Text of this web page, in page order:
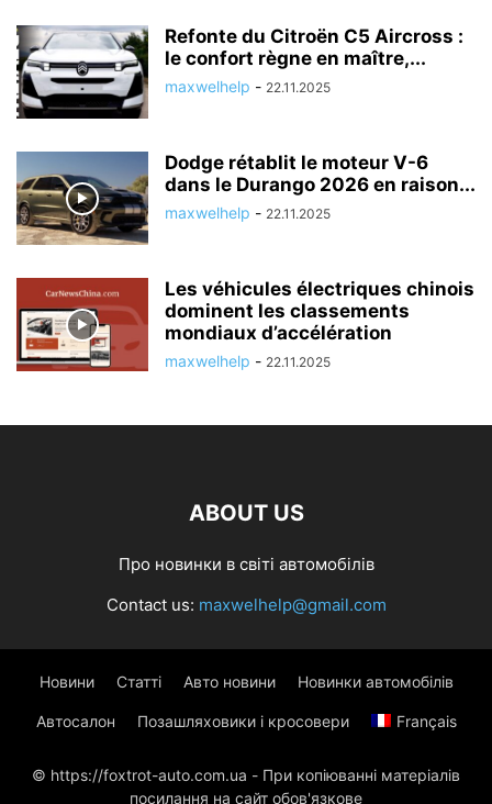
Refonte du Citroën C5 Aircross :
le confort règne en maître,...
maxwelhelp - 22.11.2025
Dodge rétablit le moteur V-6
dans le Durango 2026 en raison...
maxwelhelp - 22.11.2025
Les véhicules électriques chinois
dominent les classements
mondiaux d’accélération
maxwelhelp - 22.11.2025
ABOUT US
Про новинки в світі автомобілів
Contact us: maxwelhelp@gmail.com
Новини Статті Авто новини Новинки автомобілів
Автосалон Позашляховики і кросовери Français
© https://foxtrot-auto.com.ua - При копіюванні матеріалів
посилання на сайт обов'язкове